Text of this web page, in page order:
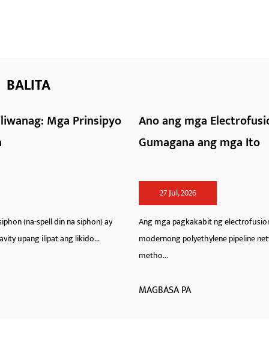
BALITA
Ano ang mga Electrofusion Fitting at Paano
Ang mga pagkakabit ng electrofusion ay bumubuo sa backbone ng
modernong polyethylene pipeline network, na nagbibigay ng jointing